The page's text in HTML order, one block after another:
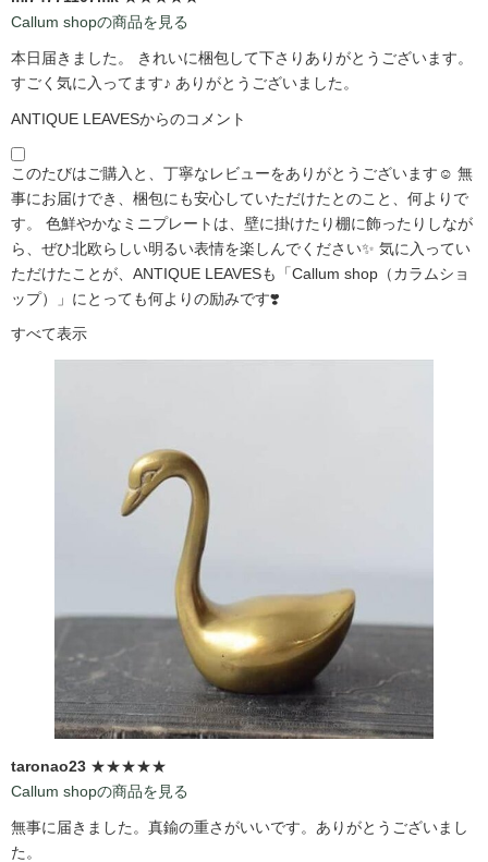
Callum shopの商品を見る
本日届きました。 きれいに梱包して下さりありがとうございます。
すごく気に入ってます♪ ありがとうございました。
ANTIQUE LEAVESからのコメント
このたびはご購入と、丁寧なレビューをありがとうございます☺️ 無
事にお届けでき、梱包にも安心していただけたとのこと、何よりで
す。 色鮮やかなミニプレートは、壁に掛けたり棚に飾ったりしなが
ら、ぜひ北欧らしい明るい表情を楽しんでください✨ 気に入ってい
ただけたことが、ANTIQUE LEAVESも「Callum shop（カラムショ
ップ）」にとっても何よりの励みです❣️
すべて表示
taronao23 ★★★★★
Callum shopの商品を見る
無事に届きました。真鍮の重さがいいです。ありがとうございまし
た。